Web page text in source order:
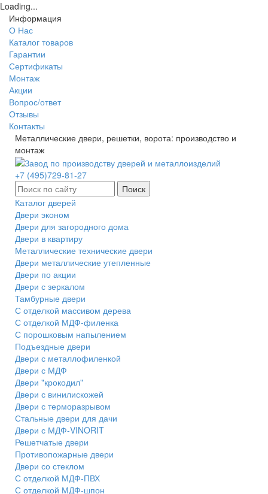
Loading...
Информация
О Нас
Каталог товаров
Гарантии
Сертификаты
Монтаж
Акции
Вопрос/ответ
Отзывы
Контакты
Металлические двери, решетки, ворота: производство и
монтаж
+7 (495)729-81-27
Поиск
Каталог дверей
Двери эконом
Двери для загородного дома
Двери в квартиру
Металлические технические двери
Двери металлические утепленные
Двери по акции
Двери с зеркалом
Тамбурные двери
С отделкой массивом дерева
С отделкой МДФ-филенка
С порошковым напылением
Подъездные двери
Двери с металлофиленкой
Двери с МДФ
Двери "крокодил"
Двери с винилискожей
Двери с терморазрывом
Стальные двери для дачи
Двери с МДФ-VINORIT
Решетчатые двери
Противопожарные двери
Двери со стеклом
С отделкой МДФ-ПВХ
С отделкой МДФ-шпон